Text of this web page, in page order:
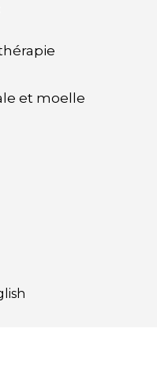
et moelle